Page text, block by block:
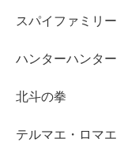
スパイファミリー
ハンターハンター
北斗の拳
テルマエ・ロマエ